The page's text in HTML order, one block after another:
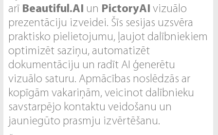
arī Beautiful.AI un PictoryAI vizuālo
prezentāciju izveidei. Šīs sesijas uzsvēra
praktisko pielietojumu, ļaujot dalībniekiem
optimizēt saziņu, automatizēt
dokumentāciju un radīt AI ģenerētu
vizuālo saturu. Apmācības noslēdzās ar
kopīgām vakariņām, veicinot dalībnieku
savstarpējo kontaktu veidošanu un
jauniegūto prasmju izvērtēšanu.